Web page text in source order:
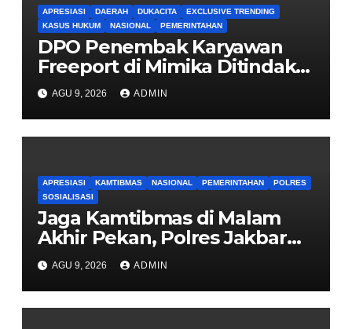
APRESIASI DAERAH DUKACITA
EXCLUSIVE TRENDING
KASUS HUKUM
NASIONAL PEMERINTAHAN
DPO Penembak Karyawan
Freeport di Mimika Ditindak
Satgas Amole-2026 di
Tembagapura
AGU 9, 2026 ADMIN
APRESIASI KAMTIBMAS NASIONAL PEMERINTAHAN
POLRES
SOSIALISASI
Jaga Kamtibmas di Malam
Akhir Pekan, Polres Jakbar
Gelar KRYD Bersama Tiga
Pilar
AGU 9, 2026 ADMIN